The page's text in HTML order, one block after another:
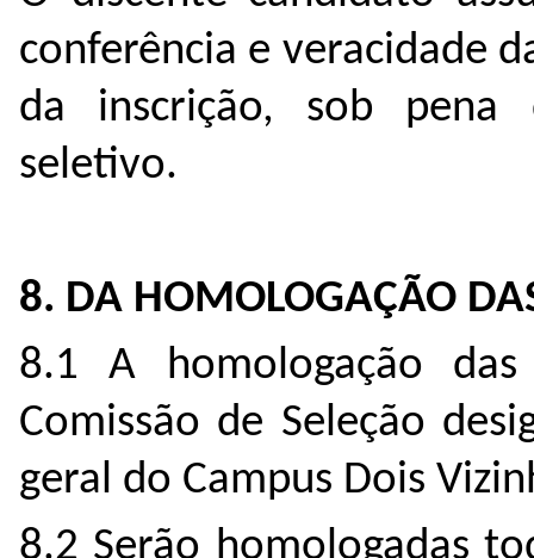
conferência e veracidade
da inscrição, sob pena
seletivo.
8. DA HOMOLOGAÇÃO
8.1 A homologação
Comissão de Seleção
geral do Campus Dois
8.2 Serão homologadas